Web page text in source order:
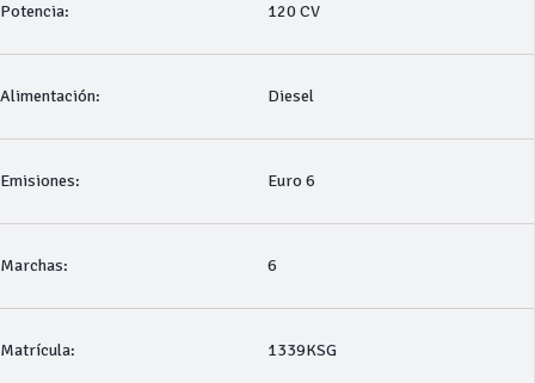
Potencia: 120 CV
Alimentación: Diesel
Emisiones: Euro 6
Marchas: 6
Matrícula: 1339KSG